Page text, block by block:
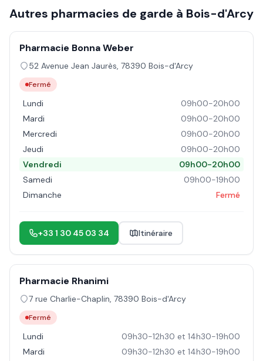
Autres pharmacies de garde à Bois-d'Arcy
Pharmacie Bonna Weber
52 Avenue Jean Jaurès, 78390 Bois-d'Arcy
Fermé
Lundi
09h00-20h00
Mardi
09h00-20h00
Mercredi
09h00-20h00
Jeudi
09h00-20h00
Vendredi
09h00-20h00
Samedi
09h00-19h00
Dimanche
Fermé
+33 1 30 45 03 34 Itinéraire
Pharmacie Rhanimi
7 rue Charlie-Chaplin, 78390 Bois-d'Arcy
Fermé
Lundi
09h30-12h30 et 14h30-19h00
Mardi
09h30-12h30 et 14h30-19h00